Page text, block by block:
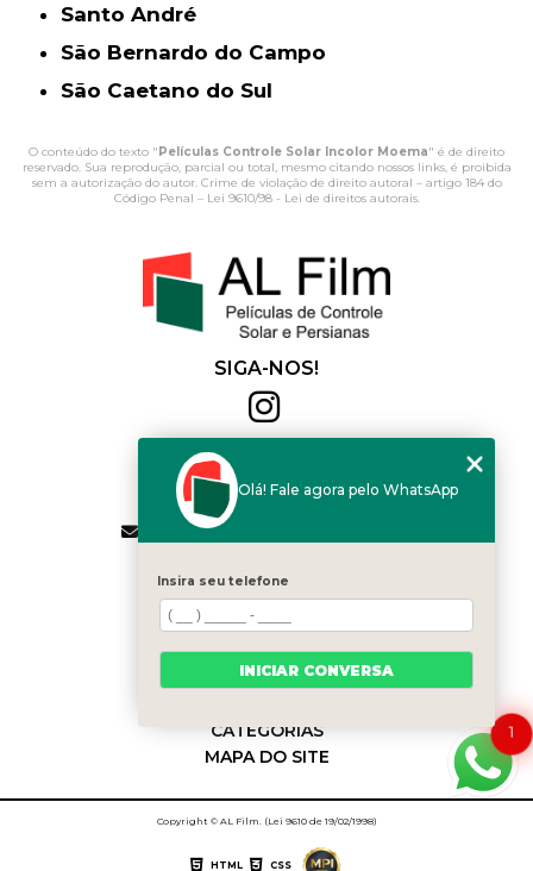
Santo André
São Bernardo do Campo
São Caetano do Sul
O conteúdo do texto "Películas Controle Solar Incolor Moema" é de direito
reservado. Sua reprodução, parcial ou total, mesmo citando nossos links, é proibida
sem a autorização do autor. Crime de violação de direito autoral – artigo 184 do
Código Penal – Lei 9610/98 - Lei de direitos autorais.
SIGA-NOS!
(11) 2564-4684
(11) 94168-2041
contato.vendas@alfilm.com.br
MENU
HOME
QUEM SOMOS
SERVIÇOS
BLOG
CATEGORIAS
MAPA DO SITE
Copyright © AL Film. (Lei 9610 de 19/02/1998)
HTML CSS
1
Olá! Fale agora pelo WhatsApp
Insira seu telefone
INICIAR CONVERSA